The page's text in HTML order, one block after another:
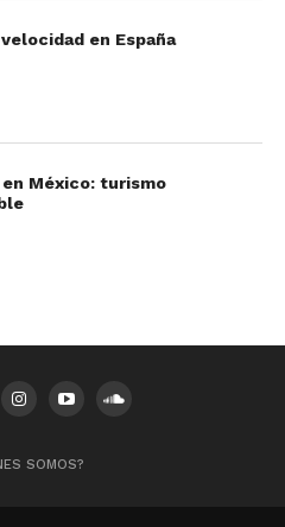
en España
México: turismo
SOMOS?